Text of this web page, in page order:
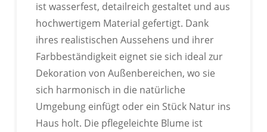
ist wasserfest, detailreich gestaltet und aus
hochwertigem Material gefertigt. Dank
ihres realistischen Aussehens und ihrer
Farbbeständigkeit eignet sie sich ideal zur
Dekoration von Außenbereichen, wo sie
sich harmonisch in die natürliche
Umgebung einfügt oder ein Stück Natur ins
Haus holt. Die pflegeleichte Blume ist